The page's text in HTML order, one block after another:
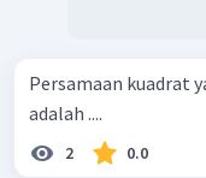
Persamaan kuadrat
adalah ....
2 0.0